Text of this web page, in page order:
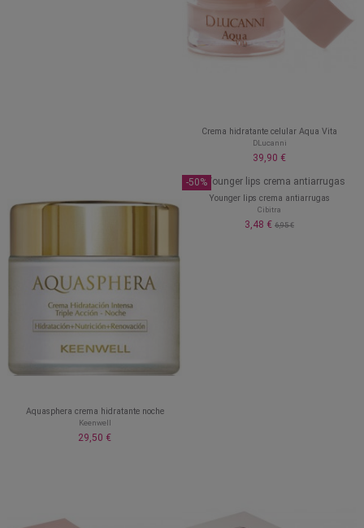
Crema hidratante celular Aqua Vita
DLucanni
39,90 €
Aquasphera crema hidratante noche
Keenwell
29,50 €
-50%
Younger lips crema antiarrugas
Cibitra
3,48 € 6,95 €